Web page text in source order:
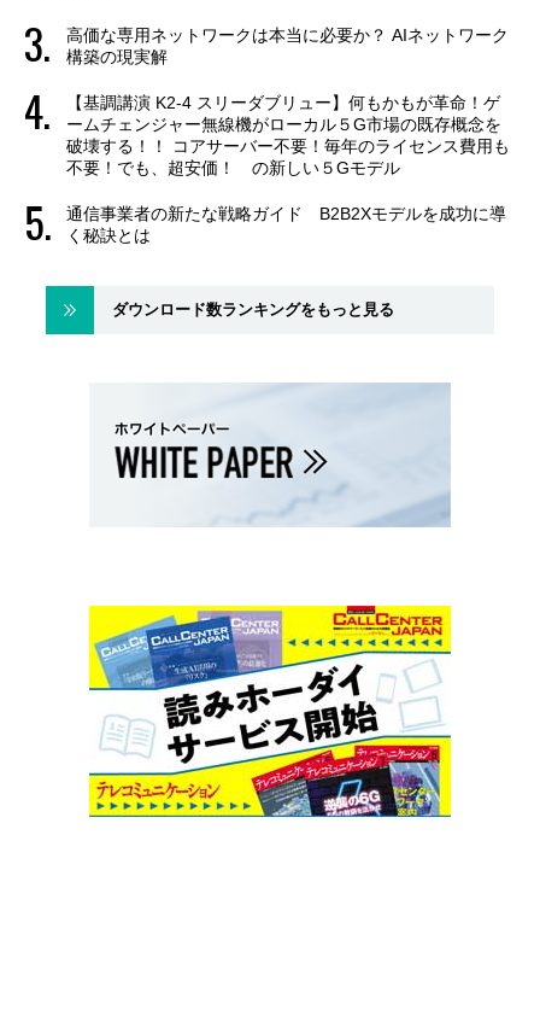
高価な専用ネットワークは本当に必要か？ AIネットワーク
構築の現実解
【基調講演 K2-4 スリーダブリュー】何もかもが革命！ゲ
ームチェンジャー無線機がローカル５G市場の既存概念を
破壊する！！ コアサーバー不要！毎年のライセンス費用も
不要！でも、超安価！ の新しい５Gモデル
通信事業者の新たな戦略ガイド B2B2Xモデルを成功に導
く秘訣とは
ダウンロード数ランキングをもっと見る